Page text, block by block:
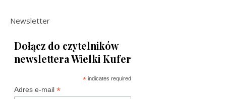
Newsletter
Dołącz do czytelników
newslettera Wielki Kufer
* indicates required
Adres e-mail *